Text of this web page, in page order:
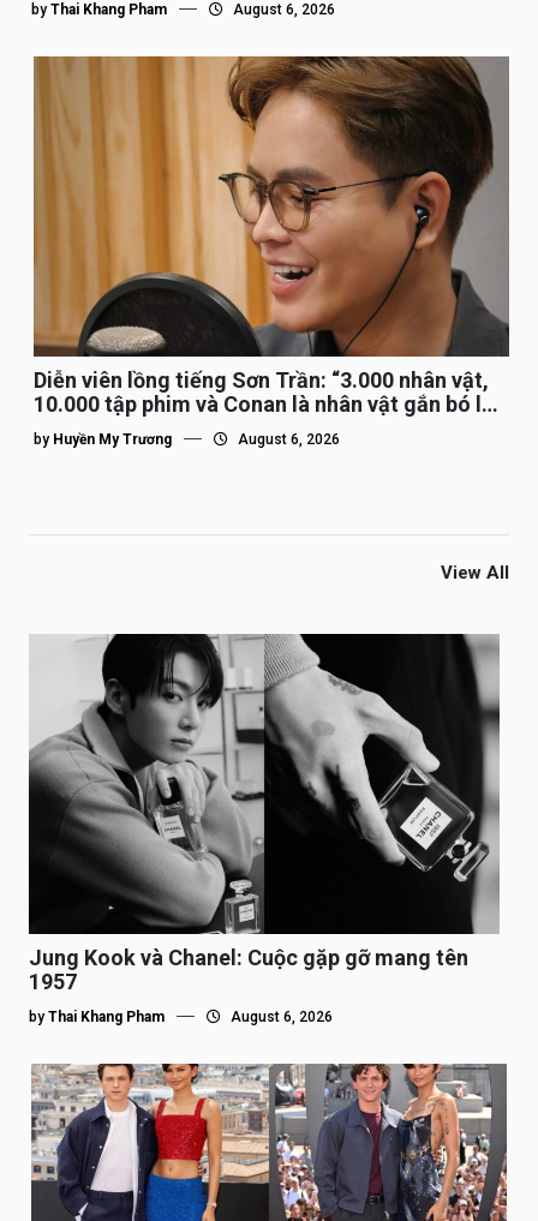
by Thai Khang Pham August 6, 2026
Diễn viên lồng tiếng Sơn Trần: “3.000 nhân vật,
10.000 tập phim và Conan là nhân vật gắn bó lâu
nhất”
by Huyền My Trương August 6, 2026
View All
Jung Kook và Chanel: Cuộc gặp gỡ mang tên
1957
by Thai Khang Pham August 6, 2026